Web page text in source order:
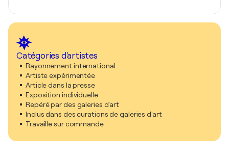
Catégories d'artistes
Rayonnement international
Artiste expérimentée
Article dans la presse
Exposition individuelle
Repéré par des galeries d'art
Inclus dans des curations de galeries d'art
Travaille sur commande